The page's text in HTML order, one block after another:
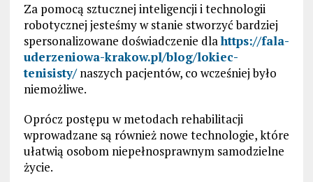
Za pomocą sztucznej inteligencji i technologii
robotycznej jesteśmy w stanie stworzyć bardziej
spersonalizowane doświadczenie dlahttps://fala-
uderzeniowa-krakow.pl/blog/lokiec-
tenisisty/naszych pacjentów, co wcześniej było
niemożliwe.
Oprócz postępu w metodach rehabilitacji
wprowadzane są również nowe technologie, które
ułatwią osobom niepełnosprawnym samodzielne
życie.